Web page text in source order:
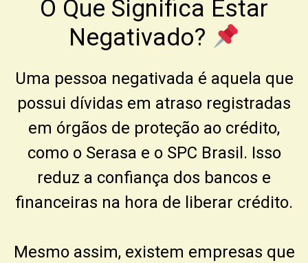
O Que Significa Estar
Negativado?
Uma pessoa negativada é aquela que
possui dívidas em atraso registradas
em órgãos de proteção ao crédito,
como o Serasa e o SPC Brasil . Isso
reduz a confiança dos bancos e
financeiras na hora de liberar crédito.
Mesmo assim, existem empresas que